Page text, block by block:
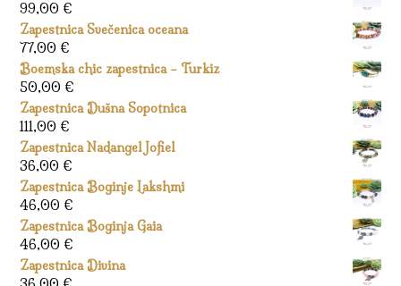
99,00 €
Zapestnica Svečenica oceana
77,00 €
Boemska chic zapestnica – Turkiz
50,00 €
Zapestnica Dušna Sopotnica
111,00 €
Zapestnica Nadangel Jofiel
36,00 €
Zapestnica Boginje Lakshmi
46,00 €
Zapestnica Boginja Gaia
46,00 €
Zapestnica Divina